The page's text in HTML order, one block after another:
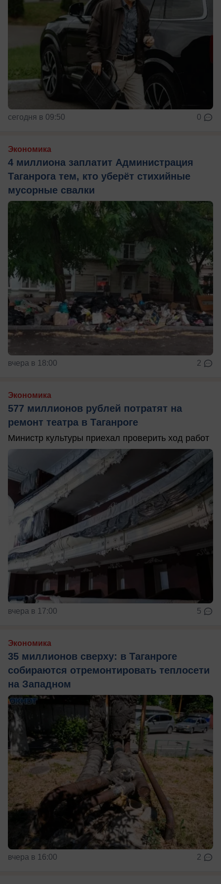
сегодня в 09:50 0
Экономика
4 миллиона заплатит Администрация
Таганрога тем, кто уберёт стихийные
мусорные свалки
вчера в 18:00 2
Экономика
577 миллионов рублей потратят на
ремонт театра в Таганроге
Министр культуры приехал проверить ход работ
вчера в 17:00 5
Экономика
35 миллионов сверху: в Таганроге
собираются отремонтировать теплосети
на Западном
вчера в 16:00 2